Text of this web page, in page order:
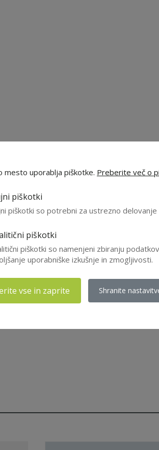
mesto uporablja piškotke. Preberite več o
piškotki
piškotki so potrebni za ustrezno
piškotki
piškotki so namenjeni zbiranju
uporabniške izkušnje in zmogljivosti.
vse in zaprite Shranite